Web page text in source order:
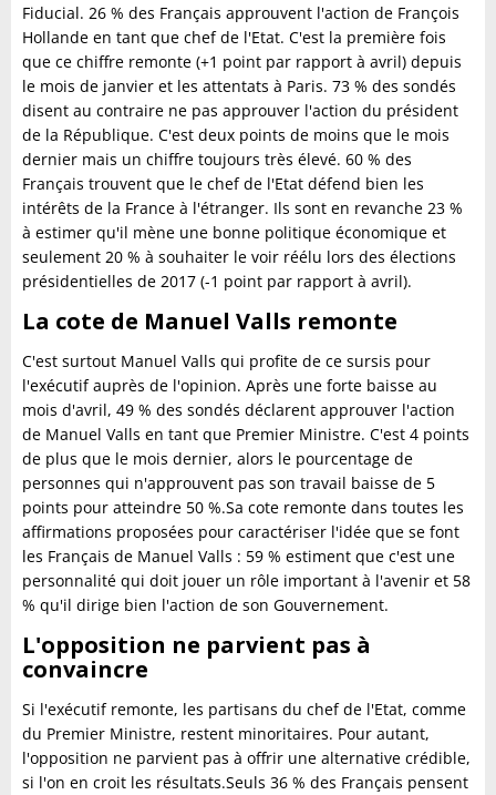
Fiducial. 26 % des Français approuvent l'action de François
Hollande en tant que chef de l'Etat. C'est la première fois
que ce chiffre remonte (+1 point par rapport à avril) depuis
le mois de janvier et les attentats à Paris. 73 % des sondés
disent au contraire ne pas approuver l'action du président
de la République. C'est deux points de moins que le mois
dernier mais un chiffre toujours très élevé. 60 % des
Français trouvent que le chef de l'Etat défend bien les
intérêts de la France à l'étranger. Ils sont en revanche 23 %
à estimer qu'il mène une bonne politique économique et
seulement 20 % à souhaiter le voir réélu lors des élections
présidentielles de 2017 (-1 point par rapport à avril).
La cote de Manuel Valls remonte
C'est surtout Manuel Valls qui profite de ce sursis pour
l'exécutif auprès de l'opinion. Après une forte baisse au
mois d'avril, 49 % des sondés déclarent approuver l'action
de Manuel Valls en tant que Premier Ministre. C'est 4 points
de plus que le mois dernier, alors le pourcentage de
personnes qui n'approuvent pas son travail baisse de 5
points pour atteindre 50 %.Sa cote remonte dans toutes les
affirmations proposées pour caractériser l'idée que se font
les Français de Manuel Valls : 59 % estiment que c'est une
personnalité qui doit jouer un rôle important à l'avenir et 58
% qu'il dirige bien l'action de son Gouvernement.
L'opposition ne parvient pas à
convaincre
Si l'exécutif remonte, les partisans du chef de l'Etat, comme
du Premier Ministre, restent minoritaires. Pour autant,
l'opposition ne parvient pas à offrir une alternative crédible,
si l'on en croit les résultats.Seuls 36 % des Français pensent